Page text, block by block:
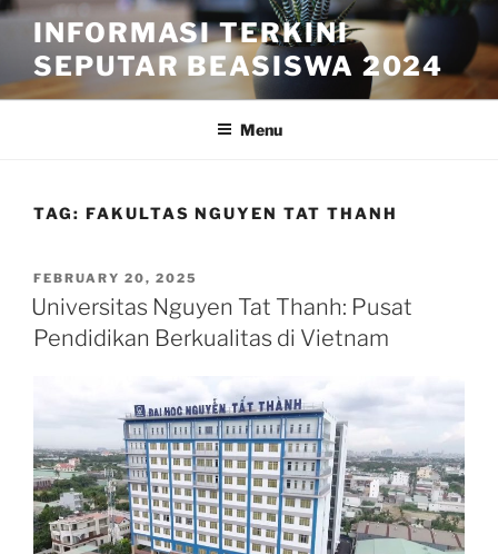
Skip
content
INFORMASI TERKINI
SEPUTAR BEASISWA 2024
Menu
TAG: FAKULTAS NGUYEN TAT THANH
POSTED
ON
FEBRUARY 20, 2025
Universitas Nguyen Tat Thanh: Pusat
Pendidikan Berkualitas di Vietnam